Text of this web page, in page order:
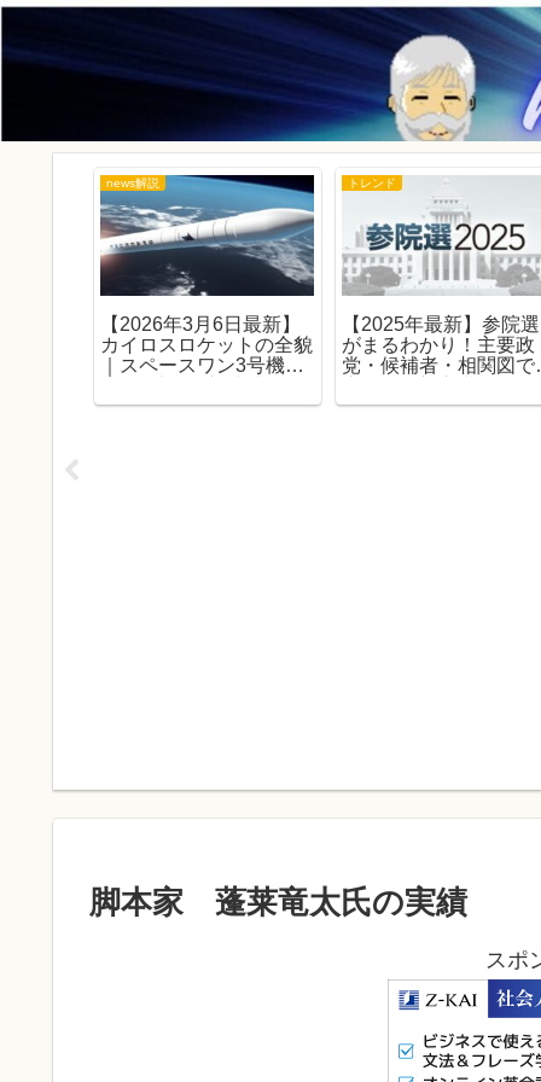
news解説
【2026年3月6日最新】
カイロスロケットの全貌
｜スペースワン3号機失
課題とスペースポート紀
トレンド
【2025年最新】参院選
がまるわかり！主要政
党・候補者・相関図で
しい参議院選挙ガイド
脚本家 蓬莱竜太氏の実績
スポ